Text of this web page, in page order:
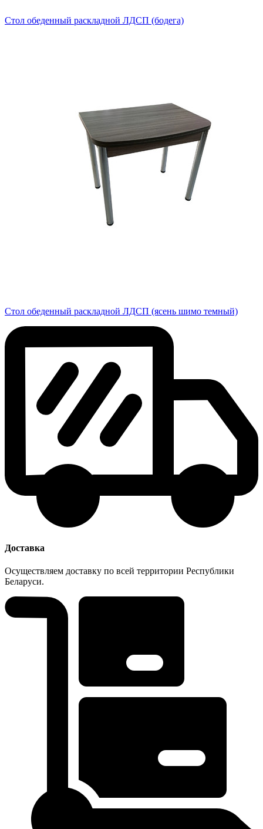
Стол обеденный раскладной ЛДСП (бодега)
Стол обеденный раскладной ЛДСП (ясень шимо темный)
Доставка
Осуществляем доставку по всей территории Республики
Беларуси.